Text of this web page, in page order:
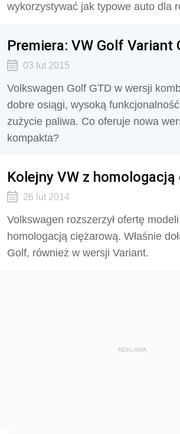
wykorzystywać jak typowe auto dla
Premiera: VW Golf Variant
03 lut 2015
Volkswagen Golf GTD w wersji
dobre osiągi, wysoką
zużycie paliwa. Co oferuje nowa
kompakta?
Kolejny VW z
26 lut 2014
Volkswagen rozszerzył ofertę
homologacją ciężarową. Właśnie
Golf, również w wersji Variant.
REKLAMA